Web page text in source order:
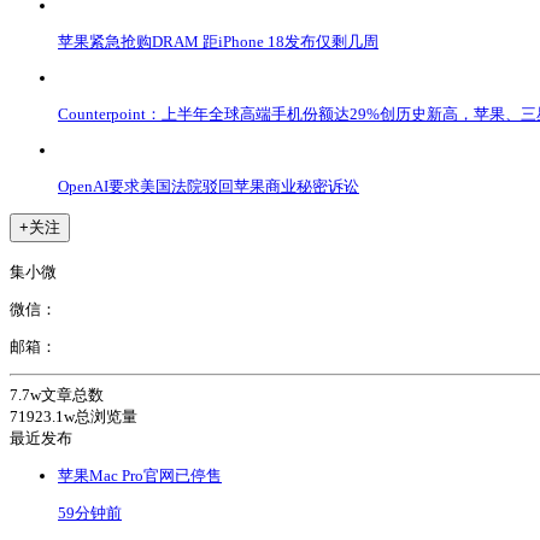
苹果紧急抢购DRAM 距iPhone 18发布仅剩几周
Counterpoint：上半年全球高端手机份额达29%创历史新高，苹果、
OpenAI要求美国法院驳回苹果商业秘密诉讼
+关注
集小微
微信：
邮箱：
7.7w文章总数
71923.1w总浏览量
最近发布
苹果Mac Pro官网已停售
59分钟前